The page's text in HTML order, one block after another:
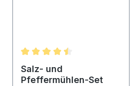
Durchschnittliche Bewertung
Salz- und
Pfeffermühlen-Set